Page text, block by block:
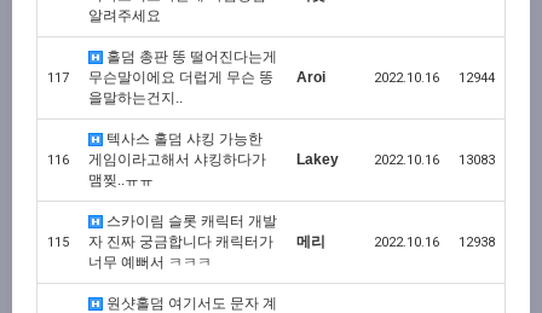
알려주세요
117
홀덤 총판 똥 떨어진다는게
무슨말이에요 더럽게 무슨 똥
을말하는건지..
Aroi 2022.10.16 12944
116
텍사스 홀덤 샤킹 가능한
게임이라고해서 샤킹하다가
맴찢..ㅠㅠ
Lakey 2022.10.16 13083
115
스카이림 슬롯 캐릭터 개발
자 진짜 궁금합니다 캐릭터가
너무 예뻐서 ㅋㅋㅋ
메리 2022.10.16 12938
원샷홀덤 여기서도 문자 계